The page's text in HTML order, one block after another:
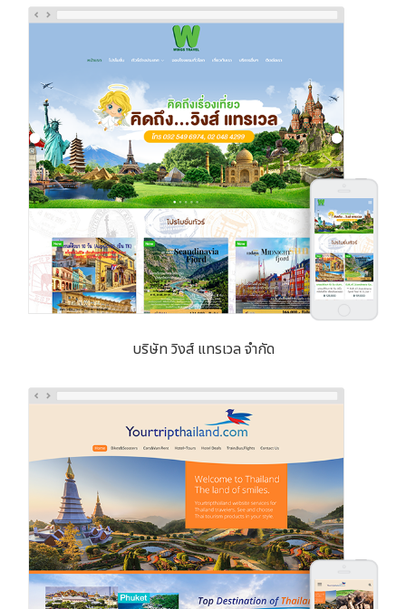
บริษัท วิงส์ แทรเวล จำกัด